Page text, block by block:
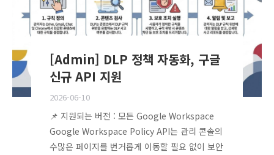
[Admin] DLP 정책 자동화, 구글
신규 API 지원
2026-06-10
📌 지원되는 버전 : 모든 Google Workspace
Google Workspace Policy API는 관리 콘솔의
수많은 페이지를 번거롭게 이동할 필요 없이 보안